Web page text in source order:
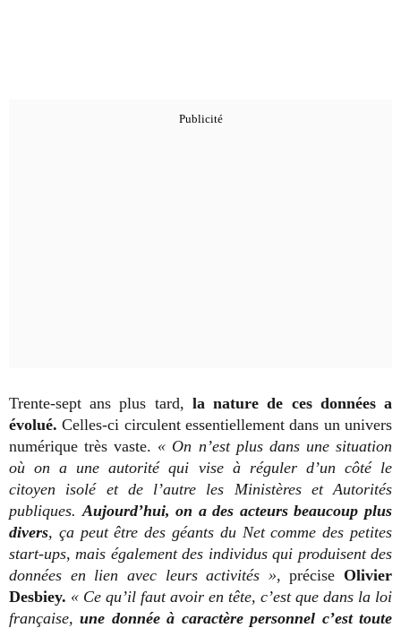
Trente-sept ans plus tard, la nature de ces données a
évolué. Celles-ci circulent essentiellement dans un univers
numérique très vaste. « On n’est plus dans une situation
où on a une autorité qui vise à réguler d’un côté le
citoyen isolé et de l’autre les Ministères et Autorités
publiques. Aujourd’hui, on a des acteurs beaucoup plus
divers, ça peut être des géants du Net comme des petites
start-ups, mais également des individus qui produisent des
données en lien avec leurs activités », précise Olivier
Desbiey. « Ce qu’il faut avoir en tête, c’est que dans la loi
française,une donnée à caractère personnel c’est toute